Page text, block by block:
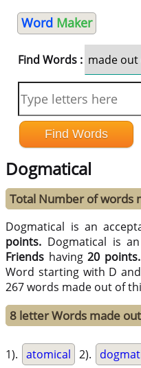
Word Maker
Find Words :
Dogmatical
Total Number of words
Dogmatical is an
points. Dogmatical is
Friends having20 points.
Word starting with D
267 words made out of
8 letter Words made
1). atomical 2).